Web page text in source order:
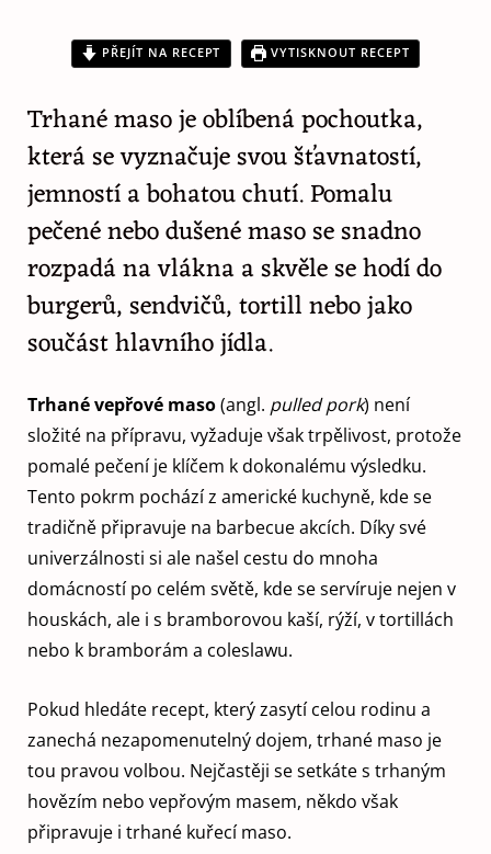
PŘEJÍT NA RECEPT VYTISKNOUT RECEPT
Trhané maso je oblíbená pochoutka,
která se vyznačuje svou šťavnatostí,
jemností a bohatou chutí. Pomalu
pečené nebo dušené maso se snadno
rozpadá na vlákna a skvěle se hodí do
burgerů, sendvičů, tortill nebo jako
součást hlavního jídla.
Trhané vepřové maso(angl. pulled pork) není
složité na přípravu, vyžaduje však trpělivost, protože
pomalé pečení je klíčem k dokonalému výsledku.
Tento pokrm pochází z americké kuchyně, kde se
tradičně připravuje na barbecue akcích. Díky své
univerzálnosti si ale našel cestu do mnoha
domácností po celém světě, kde se servíruje nejen v
houskách, ale i s bramborovou kaší, rýží, v tortillách
nebo k bramborám a coleslawu.
Pokud hledáte recept, který zasytí celou rodinu a
zanechá nezapomenutelný dojem, trhané maso je
tou pravou volbou. Nejčastěji se setkáte s trhaným
hovězím nebo vepřovým masem, někdo však
připravuje i trhané kuřecí maso.